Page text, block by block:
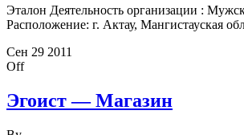
Эталон Деятельность организации :
Расположение: г. Актау, Мангистауская
Сен 29 2011
Off
Эгоист — Магазин